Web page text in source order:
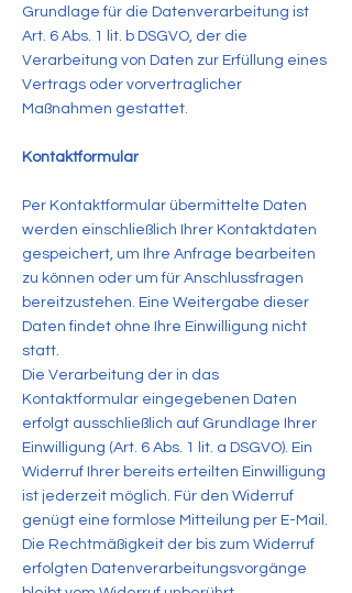
Grundlage für die Datenverarbeitung ist
Art. 6 Abs. 1 lit. b DSGVO, der die
Verarbeitung von Daten zur Erfüllung eines
Vertrags oder vorvertraglicher
Maßnahmen gestattet.
Kontaktformular
Per Kontaktformular übermittelte Daten
werden einschließlich Ihrer Kontaktdaten
gespeichert, um Ihre Anfrage bearbeiten
zu können oder um für Anschlussfragen
bereitzustehen. Eine Weitergabe dieser
Daten findet ohne Ihre Einwilligung nicht
statt.
Die Verarbeitung der in das
Kontaktformular eingegebenen Daten
erfolgt ausschließlich auf Grundlage Ihrer
Einwilligung (Art. 6 Abs. 1 lit. a DSGVO). Ein
Widerruf Ihrer bereits erteilten Einwilligung
ist jederzeit möglich. Für den Widerruf
genügt eine formlose Mitteilung per E-Mail.
Die Rechtmäßigkeit der bis zum Widerruf
erfolgten Datenverarbeitungsvorgänge